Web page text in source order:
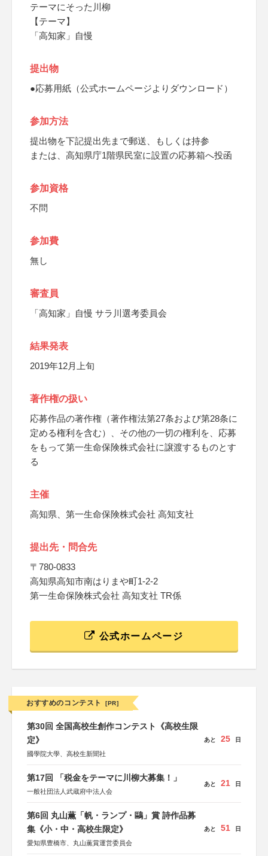
テーマにそった川柳
【テーマ】
「高知家」自慢
提出物
●応募用紙（公式ホームページよりダウンロード）
参加方法
提出物を下記提出先まで郵送、もしくは持参
または、高知県庁1階県民室に設置の応募箱へ投函
参加資格
不問
参加費
無し
審査員
「高知家」自慢 サラ川選考委員会
結果発表
2019年12月上旬
著作権の扱い
応募作品の著作権（著作権法第27条および第28条に
定める権利を含む）、その他の一切の権利を、応募
をもって第一生命保険株式会社に譲渡するものとす
る
主催
高知県、第一生命保険株式会社 高知支社
提出先・問合先
〒780-0833
高知県高知市南はりまや町1-2-2
第一生命保険株式会社 高知支社 TR係
公式ホームページ
おすすめのコンテスト [PR]
第30回 全国高校生創作コンテスト《高校生限
定》
國學院大學、高校生新聞社
あと 25 日
第17回 「税金をテーマに川柳大募集！」
一般社団法人武蔵府中法人会
あと 21 日
第6回 丸山薫「帆・ランプ・鷗」賞 詩作品募
集《小・中・高校生限定》
愛知県豊橋市、丸山薫賞運営委員会
あと 51 日